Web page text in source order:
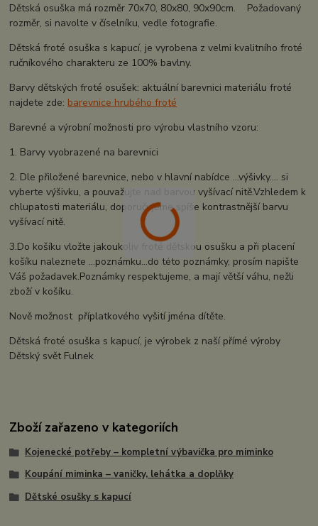
Dětská osuška má rozměr 70x70, 80x80, 90x90cm. Požadovaný
rozměr, si navolte v číselníku, vedle fotografie.
Dětská froté osuška s kapucí, je vyrobena z velmi kvalitního froté
ručníkového charakteru ze 100% bavlny.
Barvy dětských froté osušek: aktuální barevnici materiálu froté
najdete zde: barevnice hrubého froté
Barevné a výrobní možnosti pro výrobu vlastního vzoru:
1. Barvy vyobrazené na barevnici
2. Dle přiložené barevnice, nebo v hlavní nabídce ...výšivky.... si
vyberte výšivku, a pouvažujte nad barvou vyšívací nitě.Vzhledem k
chlupatosti materiálu, doporučujeme spíše kontrastnější barvu
vyšívací nitě.
3.Do košíku vložte jakoukoliv froté dětskou osušku a při placení
košíku naleznete ...poznámku...do této poznámky, prosím napište
Váš požadavek.Poznámky respektujeme, a mají větší váhu, nežli
zboží v košíku.
Nově možnost příplatkového vyšití jména dítěte.
Dětská froté osuška s kapucí, je výrobek z naší přímé výroby
Dětský svět Fulnek
Zboží zařazeno v kategoriích
Kojenecké potřeby – kompletní výbavička pro miminko
Koupání miminka – vaničky, lehátka a doplňky
Dětské osušky s kapucí